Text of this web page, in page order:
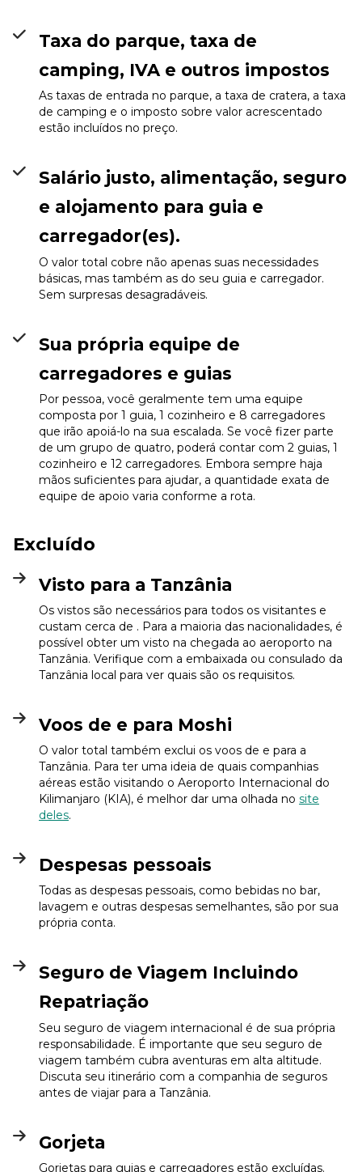
Taxa do parque, taxa de
camping, IVA e outros impostos
As taxas de entrada no parque, a taxa de cratera, a taxa
de camping e o imposto sobre valor acrescentado
estão incluídos no preço.
Salário justo, alimentação, seguro
e alojamento para guia e
carregador(es).
O valor total cobre não apenas suas necessidades
básicas, mas também as do seu guia e carregador.
Sem surpresas desagradáveis.
Sua própria equipe de
carregadores e guias
Por pessoa, você geralmente tem uma equipe
composta por 1 guia, 1 cozinheiro e 8 carregadores
que irão apoiá-lo na sua escalada. Se você fizer parte
de um grupo de quatro, poderá contar com 2 guias, 1
cozinheiro e 12 carregadores. Embora sempre haja
mãos suficientes para ajudar, a quantidade exata de
equipe de apoio varia conforme a rota.
Excluído
Visto para a Tanzânia
Os vistos são necessários para todos os visitantes e
custam cerca de . Para a maioria das nacionalidades, é
possível obter um visto na chegada ao aeroporto na
Tanzânia. Verifique com a embaixada ou consulado da
Tanzânia local para ver quais são os requisitos.
Voos de e para Moshi
O valor total também exclui os voos de e para a
Tanzânia. Para ter uma ideia de quais companhias
aéreas estão visitando o Aeroporto Internacional do
Kilimanjaro (KIA), é melhor dar uma olhada no site
deles.
Despesas pessoais
Todas as despesas pessoais, como bebidas no bar,
lavagem e outras despesas semelhantes, são por sua
própria conta.
Seguro de Viagem Incluindo
Repatriação
Seu seguro de viagem internacional é de sua própria
responsabilidade. É importante que seu seguro de
viagem também cubra aventuras em alta altitude.
Discuta seu itinerário com a companhia de seguros
antes de viajar para a Tanzânia.
Gorjeta
Gorjetas para guias e carregadores estão excluídas.